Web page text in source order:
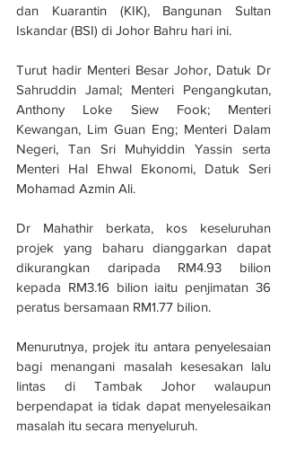
dan Kuarantin (KIK), Bangunan Sultan
Iskandar (BSI) di Johor Bahru hari ini.
Turut hadir Menteri Besar Johor, Datuk Dr
Sahruddin Jamal; Menteri Pengangkutan,
Anthony Loke Siew Fook; Menteri
Kewangan, Lim Guan Eng; Menteri Dalam
Negeri, Tan Sri Muhyiddin Yassin serta
Menteri Hal Ehwal Ekonomi, Datuk Seri
Mohamad Azmin Ali.
Dr Mahathir berkata, kos keseluruhan
projek yang baharu dianggarkan dapat
dikurangkan daripada RM4.93 bilion
kepada RM3.16 bilion iaitu penjimatan 36
peratus bersamaan RM1.77 bilion.
Menurutnya, projek itu antara penyelesaian
bagi menangani masalah kesesakan lalu
lintas di Tambak Johor walaupun
berpendapat ia tidak dapat menyelesaikan
masalah itu secara menyeluruh.